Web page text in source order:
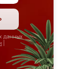
данных